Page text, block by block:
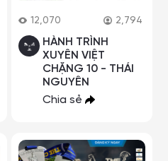
12,070 2,794
HÀNH TRÌNH
XUYÊN VIỆT
CHẶNG 10 - THÁI
NGUYÊN
Chia sẻ